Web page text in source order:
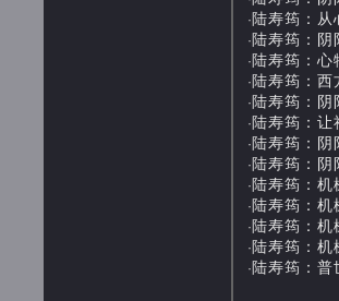
· 陆寿筠：
· 陆寿筠：
· 陆寿筠：
· 陆寿筠：
· 陆寿筠：
· 陆寿筠：
· 陆寿筠：
· 陆寿筠：
· 陆寿筠：
· 陆寿筠：
· 陆寿筠：
· 陆寿筠：
· 陆寿筠：